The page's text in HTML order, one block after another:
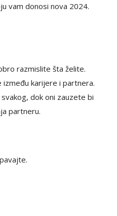
vam donosi nova 2024.
razmislite šta želite.
između karijere i partnera.
dok oni zauzete bi
partneru.